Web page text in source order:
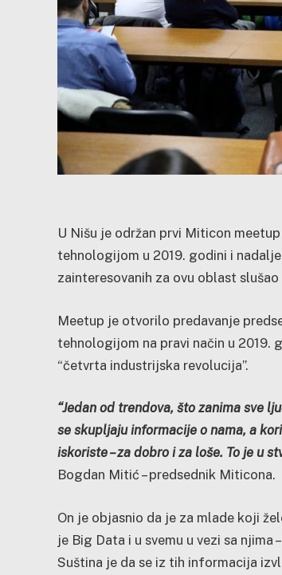
U Nišu je održan prvi Miticon
tehnologijom u 2019. godini i
zainteresovanih za ovu oblast
Meetup je otvorilo predavanje
tehnologijom na pravi način u 2019.
“četvrta industrijska revolucija”.
“Jedan od trendova, što zanima sve
se skupljaju informacije o nama, a
iskoriste – za dobro i za loše. To je u
Bogdan Mitić – predsednik Miticona.
On je objasnio da je za mlade koji
je Big Data i u svemu u vezi sa
Suština je da se iz tih informacija